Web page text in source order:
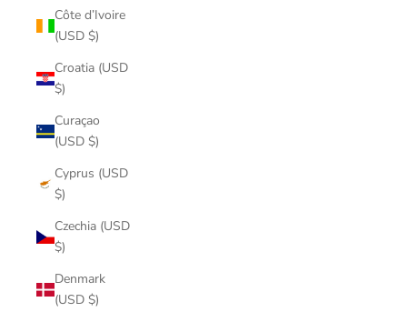
Côte d’Ivoire
(USD $)
Croatia (USD
$)
Curaçao
(USD $)
Cyprus (USD
$)
Czechia (USD
$)
Denmark
(USD $)